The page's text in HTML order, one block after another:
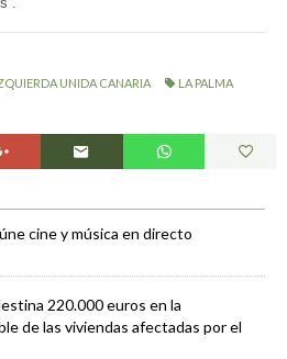
UNIDA CANARIA
LA PALMA
cine y música en directo
220.000 euros en la
de las viviendas afectadas por el